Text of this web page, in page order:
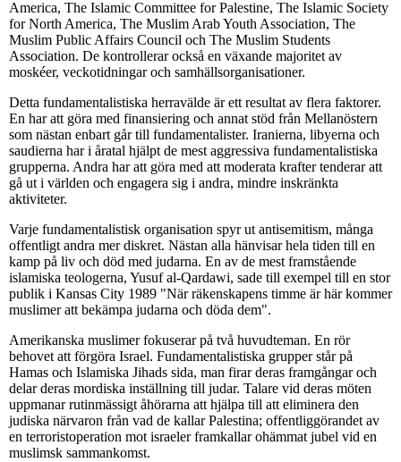
America, The Islamic Committee for Palestine, The Islamic Society
for North America, The Muslim Arab Youth Association, The
Muslim Public Affairs Council och The Muslim Students
Association. De kontrollerar också en växande majoritet av
moskéer, veckotidningar och samhällsorganisationer.
Detta fundamentalistiska herravälde är ett resultat av flera faktorer.
En har att göra med finansiering och annat stöd från Mellanöstern
som nästan enbart går till fundamentalister. Iranierna, libyerna och
saudierna har i åratal hjälpt de mest aggressiva fundamentalistiska
grupperna. Andra har att göra med att moderata krafter tenderar att
gå ut i världen och engagera sig i andra, mindre inskränkta
aktiviteter.
Varje fundamentalistisk organisation spyr ut antisemitism, många
offentligt andra mer diskret. Nästan alla hänvisar hela tiden till en
kamp på liv och död med judarna. En av de mest framstående
islamiska teologerna, Yusuf al-Qardawi, sade till exempel till en stor
publik i Kansas City 1989 "När räkenskapens timme är här kommer
muslimer att bekämpa judarna och döda dem".
Amerikanska muslimer fokuserar på två huvudteman. En rör
behovet att förgöra Israel. Fundamentalistiska grupper står på
Hamas och Islamiska Jihads sida, man firar deras framgångar och
delar deras mordiska inställning till judar. Talare vid deras möten
uppmanar rutinmässigt åhörarna att hjälpa till att eliminera den
judiska närvaron från vad de kallar Palestina; offentliggörandet av
en terroristoperation mot israeler framkallar ohämmat jubel vid en
muslimsk sammankomst.